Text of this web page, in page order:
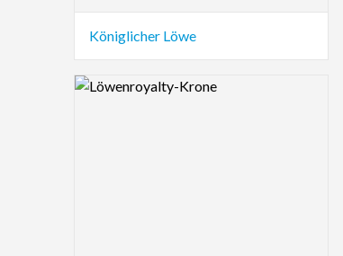
Königlicher Löwe
Logo Preview Image